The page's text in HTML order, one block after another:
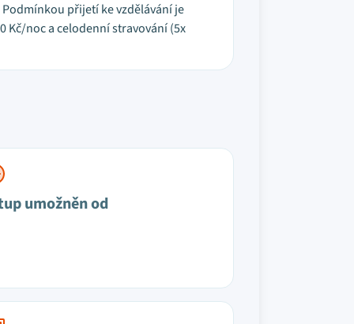
přijetí ke vzdělávání je
Kč/noc a celodenní stravování (5x
umožněn od